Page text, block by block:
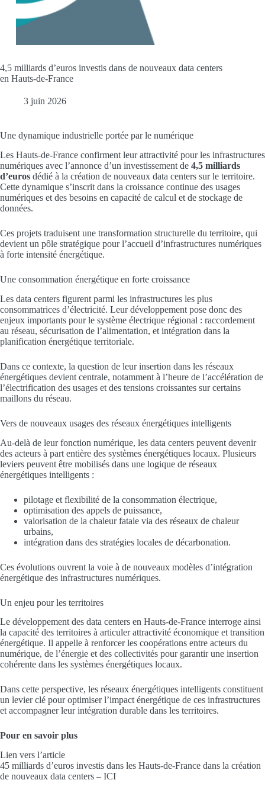
4,5 milliards d’euros investis dans de nouveaux data centers
en Hauts-de-France
3 juin 2026
Une dynamique industrielle portée par le numérique
Les Hauts-de-France confirment leur attractivité pour les infrastructures
numériques avec l’annonce d’un investissement de 4,5 milliards
d’euros dédié à la création de nouveaux data centers sur le territoire.
Cette dynamique s’inscrit dans la croissance continue des usages
numériques et des besoins en capacité de calcul et de stockage de
données.
Ces projets traduisent une transformation structurelle du territoire, qui
devient un pôle stratégique pour l’accueil d’infrastructures numériques
à forte intensité énergétique.
Une consommation énergétique en forte croissance
Les data centers figurent parmi les infrastructures les plus
consommatrices d’électricité. Leur développement pose donc des
enjeux importants pour le système électrique régional : raccordement
au réseau, sécurisation de l’alimentation, et intégration dans la
planification énergétique territoriale.
Dans ce contexte, la question de leur insertion dans les réseaux
énergétiques devient centrale, notamment à l’heure de l’accélération de
l’électrification des usages et des tensions croissantes sur certains
maillons du réseau.
Vers de nouveaux usages des réseaux énergétiques intelligents
Au-delà de leur fonction numérique, les data centers peuvent devenir
des acteurs à part entière des systèmes énergétiques locaux. Plusieurs
leviers peuvent être mobilisés dans une logique de réseaux
énergétiques intelligents :
pilotage et flexibilité de la consommation électrique,
optimisation des appels de puissance,
valorisation de la chaleur fatale via des réseaux de chaleur
urbains,
intégration dans des stratégies locales de décarbonation.
Ces évolutions ouvrent la voie à de nouveaux modèles d’intégration
énergétique des infrastructures numériques.
Un enjeu pour les territoires
Le développement des data centers en Hauts-de-France interroge ainsi
la capacité des territoires à articuler attractivité économique et transition
énergétique. Il appelle à renforcer les coopérations entre acteurs du
numérique, de l’énergie et des collectivités pour garantir une insertion
cohérente dans les systèmes énergétiques locaux.
Dans cette perspective, les réseaux énergétiques intelligents constituent
un levier clé pour optimiser l’impact énergétique de ces infrastructures
et accompagner leur intégration durable dans les territoires.
Pour en savoir plus
Lien vers l’article
45 milliards d’euros investis dans les Hauts-de-France dans la création
de nouveaux data centers – ICI